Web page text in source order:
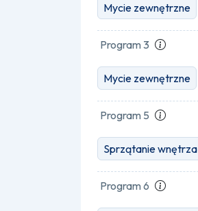
Mycie zewnętrzne
Program 3
Mycie zewnętrzne
Program 5
Sprzątanie wnętrza
Program 6